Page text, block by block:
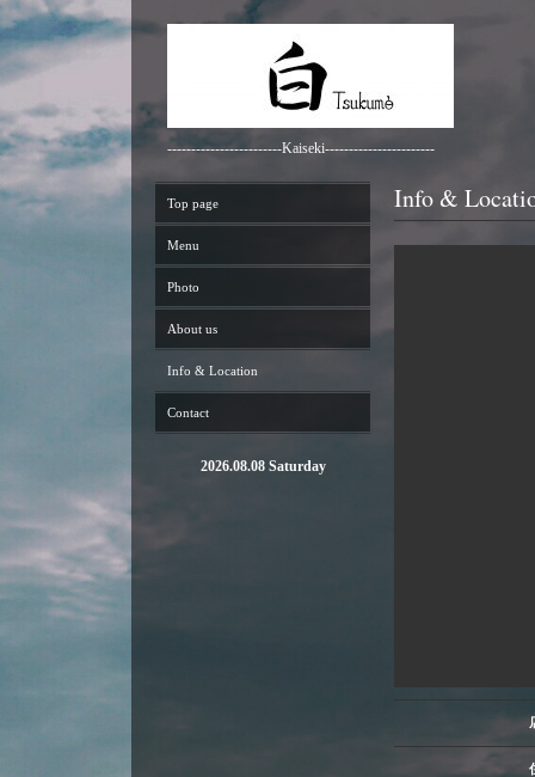
------------------------Kaiseki-----------------------
Info &
Top page
Menu
Photo
About us
Info & Location
Contact
2026.08.08 Saturday